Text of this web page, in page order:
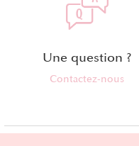
Une question ?
Contactez-nous